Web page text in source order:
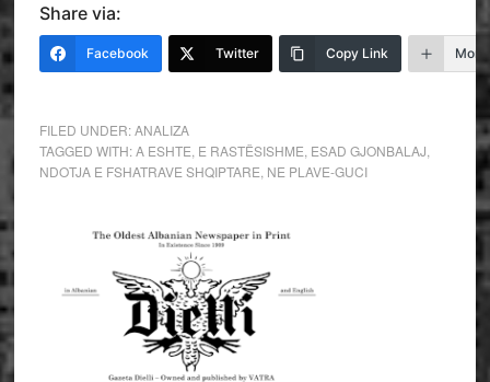
Share via:
Facebook Twitter Copy Link More
FILED UNDER:ANALIZA
TAGGED WITH:A ESHTE E RASTËSISHME ESAD GJONBALAJ
NDOTJA E FSHATRAVE SHQIPTARE NE PLAVE-GUCI